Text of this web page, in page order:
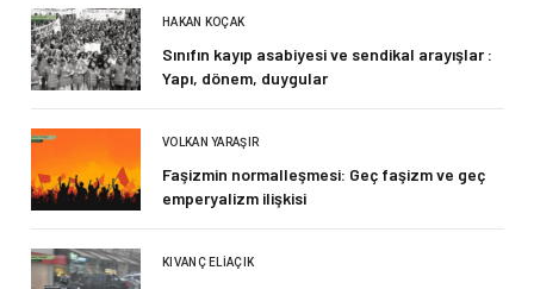
HAKAN KOÇAK
Sınıfın kayıp asabiyesi ve sendikal arayışlar :
Yapı, dönem, duygular
VOLKAN YARAŞIR
Faşizmin normalleşmesi: Geç faşizm ve geç
emperyalizm ilişkisi
KIVANÇ ELIAÇIK